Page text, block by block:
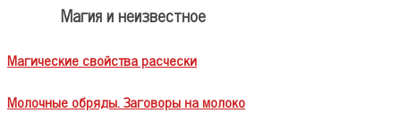
Магия и неизвестное
Магические свойства расчески
Молочные обряды. Заговоры на молоко